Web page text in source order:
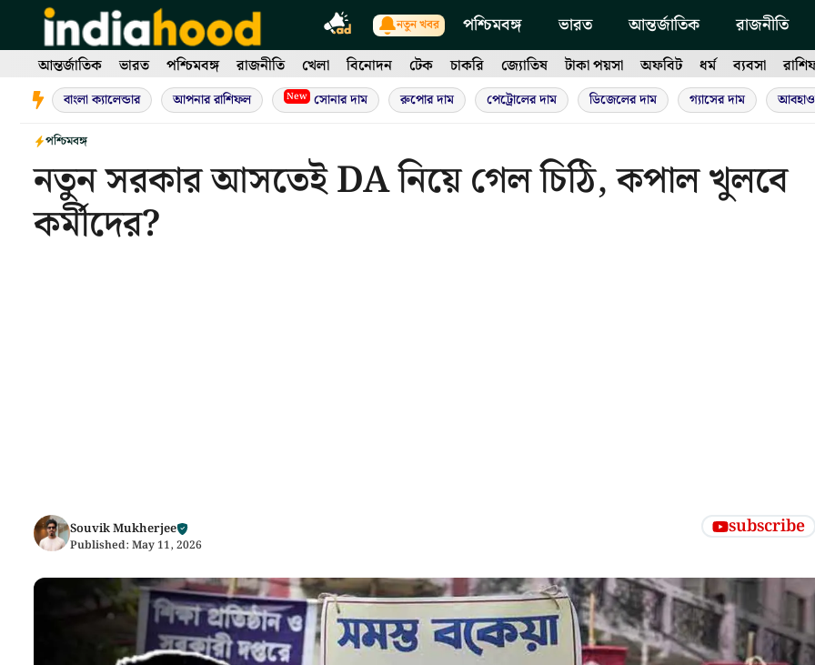
content
নতুন খবর পশ্চিমবঙ্গ ভারত আন্তর্জাতিক রাজনীতি
আন্তর্জাতিক ভারত পশ্চিমবঙ্গ রাজনীতি খেলা বিনোদন টেক চাকরি জ্যোতিষ টাকা পয়সা অফবিট ধর্ম ব্যবসা
বাংলা ক্যালেন্ডার আপনার রাশিফল New সোনার দাম রুপোর দাম পেট্রোলের দাম ডিজেলের দাম গ্যাসের দাম
পশ্চিমবঙ্গ
নতুন সরকার আসতেই DA নিয়ে গেল চিঠি, কপাল খুলবে
কর্মীদের?
Souvik Mukherjee
Published: May 11, 2026
subscribe